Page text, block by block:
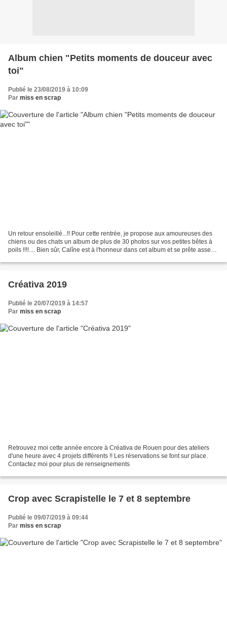
Album chien "Petits moments de douceur avec
toi"
Publié le 23/08/2019 à 10:09
Par miss en scrap
Un retour ensoleillé...!! Pour cette rentrée, je propose aux amoureuses des
chiens ou des chats un album de plus de 30 photos sur vos petites bêtes à
poils !!!!.... Bien sûr, Calîne est à l'honneur dans cet album et se prête assez
Créativa 2019
Publié le 20/07/2019 à 14:57
Par miss en scrap
Retrouvez moi cette année encore à Créativa de Rouen pour des ateliers
d'une heure avec 4 projets différents !! Les réservations se font sur place.
Contactez moi pour plus de renseignements
Crop avec Scrapistelle le 7 et 8 septembre
Publié le 09/07/2019 à 09:44
Par miss en scrap